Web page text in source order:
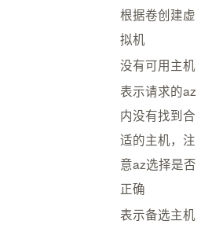
根据卷创建虚
拟机
没有可用主机
表示请求的az
内没有找到合
适的主机，注
意az选择是否
正确
表示备选主机